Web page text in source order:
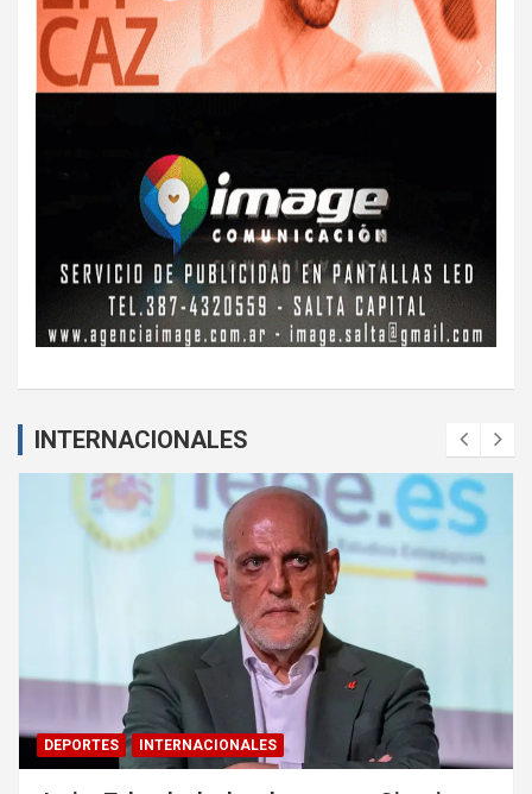
INTERNACIONALES
DEPORTES INTERNACIONALES